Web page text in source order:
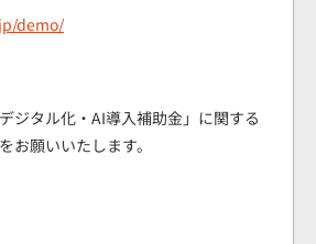
demo/
ジタル化・AI導入補助金」に関する
お願いいたします。